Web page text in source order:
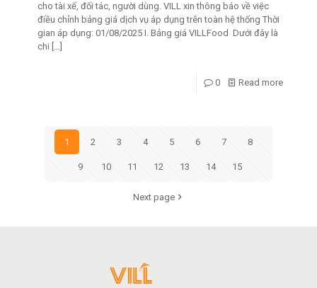
cho tài xế, đối tác, người dùng. VILL xin thông báo về việc
điều chỉnh bảng giá dịch vụ áp dụng trên toàn hệ thống Thời
gian áp dụng: 01/08/2025 I. Bảng giá VILLFood Dưới đây là
chi […]
0 Read more
1 2 3 4 5 6 7 8
9 10 11 12 13 14 15
Next page